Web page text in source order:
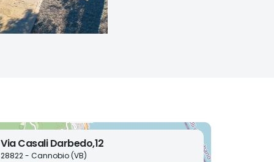
Via Casali Darbedo,12
28822 - Cannobio (VB)